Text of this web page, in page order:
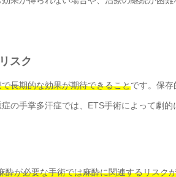
スク
長期的な効果が期待できることです。保
の手掌多汗症では、ETS手術によって劇的
酔が必要な手術では麻酔に関連するリスク